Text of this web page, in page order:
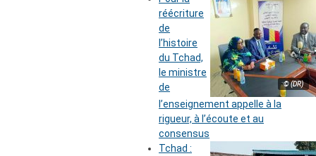
© (DR)
réécriture
de
l’histoire
du Tchad,
le ministre
de
l’enseignement appelle à la
rigueur, à l’écoute et au
consensus
Tchad :